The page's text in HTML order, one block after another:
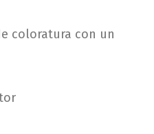
coloratura con un